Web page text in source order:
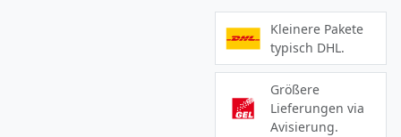
Kleinere Pakete
typisch DHL.
Größere
Lieferungen via
Avisierung.